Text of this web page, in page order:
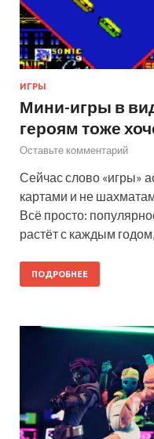
ИГРЫ
Мини-игры в
героям тоже
Оставьте комментарий
Сейчас слово «игры»
картами и не
Всё просто:
растёт с каждым
ПОДРОБНЕЕ